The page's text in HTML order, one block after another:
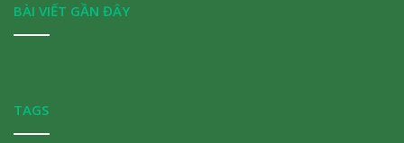
BÀI VIẾT GẦN ĐÂY
TAGS